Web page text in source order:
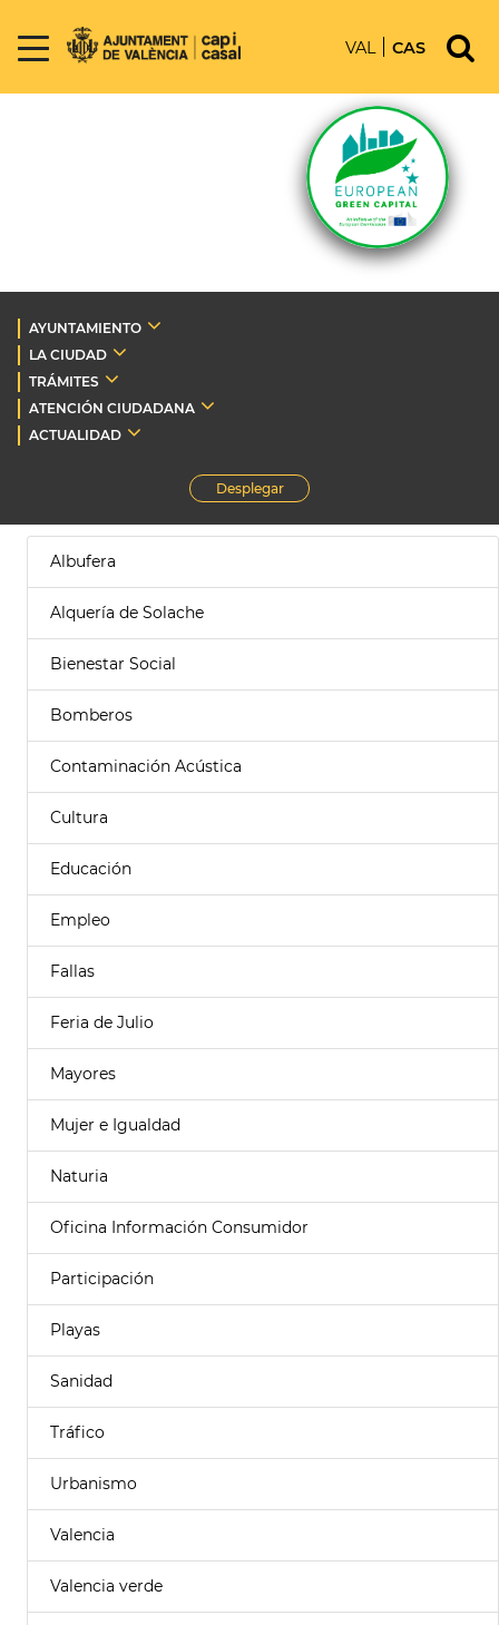
VAL CAS
AYUNTAMIENTO
LA CIUDAD
TRÁMITES
ATENCIÓN CIUDADANA
ACTUALIDAD
Desplegar
Albufera
Alquería de Solache
Bienestar Social
Bomberos
Contaminación Acústica
Cultura
Educación
Empleo
Fallas
Feria de Julio
Mayores
Mujer e Igualdad
Naturia
Oficina Información Consumidor
Participación
Playas
Sanidad
Tráfico
Urbanismo
Valencia
Valencia verde